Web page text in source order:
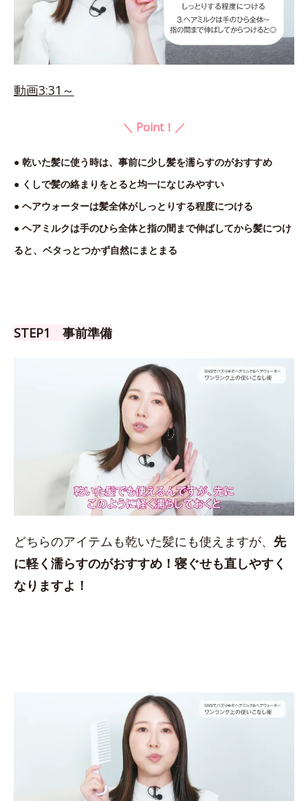
動画3:31～
＼ Point！／
● 乾いた髪に使う時は、事前に少し髪を濡らすのがおすすめ
● くしで髪の絡まりをとると均一になじみやすい
● ヘアウォーターは髪全体がしっとりする程度につける
● ヘアミルクは手のひら全体と指の間まで伸ばしてから髪につけ
ると、ベタっとつかず自然にまとまる
STEP1 事前準備
どちらのアイテムも乾いた髪にも使えますが、 先
に軽く濡らすのがおすすめ！寝ぐせも直しやすく
なりますよ！